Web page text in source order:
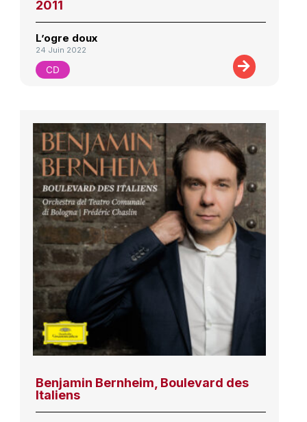
2011
L’ogre doux
24 Juin 2022
CD
Benjamin Bernheim, Boulevard des
Italiens